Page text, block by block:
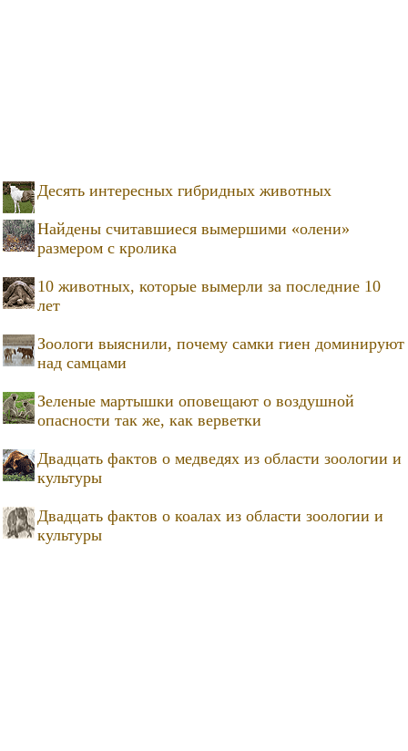
Десять интересных гибридных животных
Найдены считавшиеся вымершими «олени»
размером с кролика
10 животных, которые вымерли за последние 10
лет
Зоологи выяснили, почему самки гиен доминируют
над самцами
Зеленые мартышки оповещают о воздушной
опасности так же, как верветки
Двадцать фактов о медведях из области зоологии и
культуры
Двадцать фактов о коалах из области зоологии и
культуры